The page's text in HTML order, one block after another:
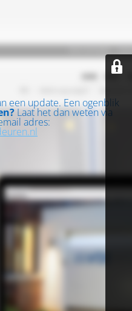
een update. Een ogenblik
Laat het dan weten via
adres: